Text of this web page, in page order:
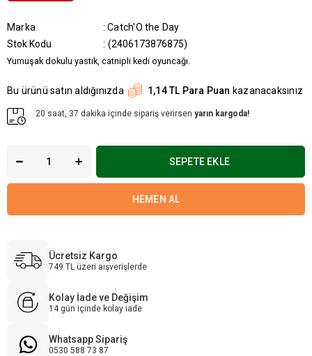
Marka : Catch'O the Day
Stok Kodu
(2406173876875)
Yumuşak dokulu yastık, catnipli kedi oyuncağı.
Bu ürünü satın aldığınızda 1,14 TL Para Puan kazanacaksınız
20 saat, 37 dakika içinde sipariş verirsen yarın kargoda!
Ücretsiz Kargo
749 TL üzeri aışverişlerde
Kolay İade ve Değişim
14 gün içinde kolay iade
Whatsapp Sipariş
0530 588 73 87